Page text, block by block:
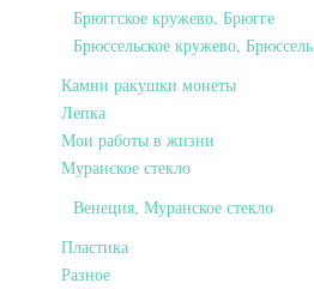
Брюггское кружево, Брюгге
Брюссельское кружево, Брюссель
Камни ракушки монеты
Лепка
Мои работы в жизни
Муранское стекло
Венеция, Муранское стекло
Пластика
Разное